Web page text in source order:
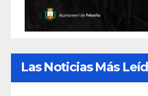
Las Noticias Más